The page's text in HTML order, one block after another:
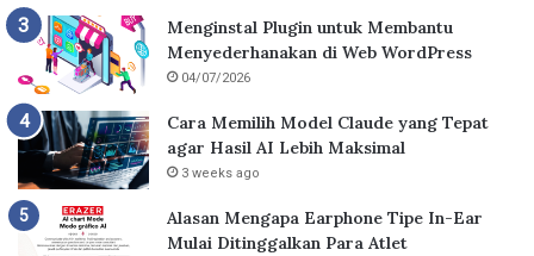
Menginstal Plugin untuk Membantu
Menyederhanakan di Web WordPress
04/07/2026
Cara Memilih Model Claude yang Tepat
agar Hasil AI Lebih Maksimal
3 weeks ago
Alasan Mengapa Earphone Tipe In-Ear
Mulai Ditinggalkan Para Atlet